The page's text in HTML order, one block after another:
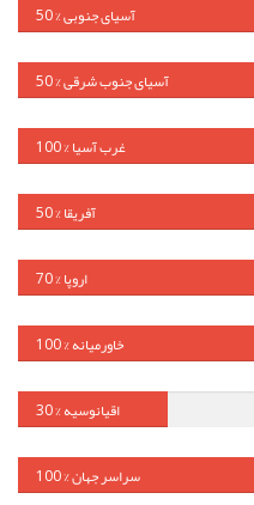
آسیای جنوبی% 50
آسیای جنوب شرقی% 50
غرب آسیا% 100
آفریقا% 50
اروپا% 70
خاورمیانه% 100
اقیانوسیه% 30
سراسر جهان% 100